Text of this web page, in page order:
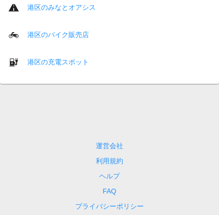
港区のみなとオアシス
港区のバイク販売店
港区の充電スポット
運営会社
利用規約
ヘルプ
FAQ
プライバシーポリシー